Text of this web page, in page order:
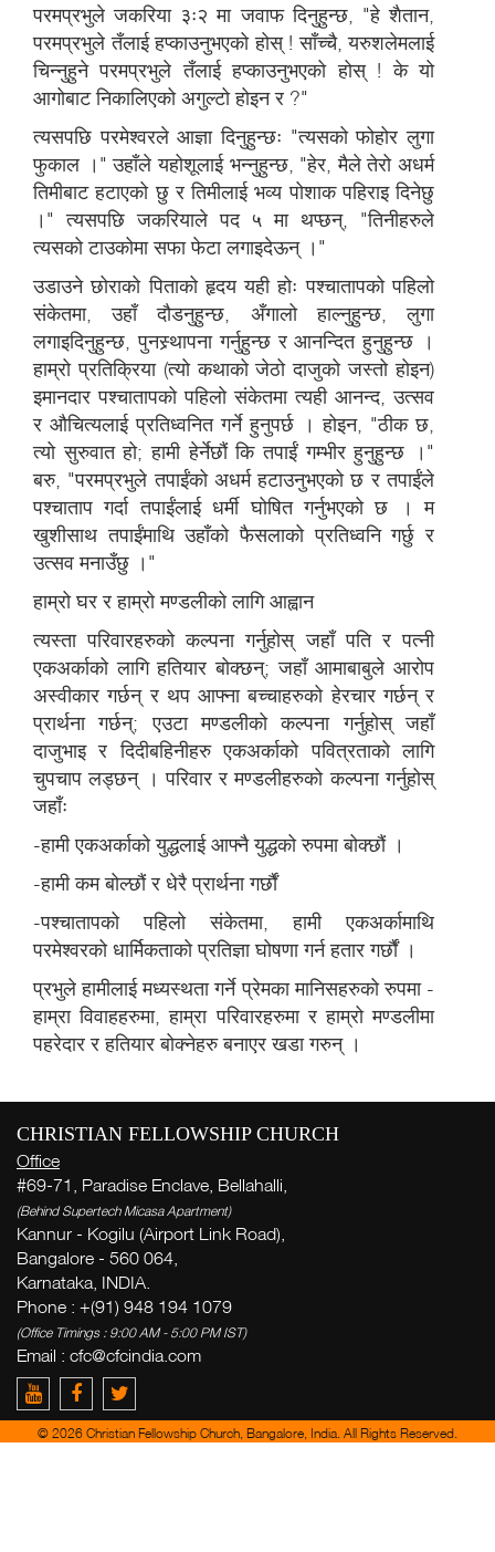
परमप्रभुले जकरिया ३ः२ मा जवाफ दिनुहुन्छ, "हे शैतान,
परमप्रभुले तँलाई हप्काउनुभएको होस् ! साँच्चै, यरुशलेमलाई
चिन्नुहुने परमप्रभुले तँलाई हप्काउनुभएको होस् ! के यो
आगोबाट निकालिएको अगुल्टो होइन र ?"
त्यसपछि परमेश्वरले आज्ञा दिनुहुन्छः "त्यसको फोहोर लुगा
फुकाल ।" उहाँले यहोशूलाई भन्नुहुन्छ, "हेर, मैले तेरो अधर्म
तिमीबाट हटाएको छु र तिमीलाई भव्य पोशाक पहिराइ दिनेछु
।" त्यसपछि जकरियाले पद ५ मा थप्छन्, "तिनीहरुले
त्यसको टाउकोमा सफा फेटा लगाइदेऊन् ।"
उडाउने छोराको पिताको हृदय यही होः पश्चातापको पहिलो
संकेतमा, उहाँ दौडनुहुन्छ, अँगालो हाल्नुहुन्छ, लुगा
लगाइदिनुहुन्छ, पुनस्र्थापना गर्नुहुन्छ र आनन्दित हुनुहुन्छ ।
हाम्रो प्रतिक्रिया (त्यो कथाको जेठो दाजुको जस्तो होइन)
इमानदार पश्चातापको पहिलो संकेतमा त्यही आनन्द, उत्सव
र औचित्यलाई प्रतिध्वनित गर्ने हुनुपर्छ । होइन, "ठीक छ,
त्यो सुरुवात हो; हामी हेर्नेछौं कि तपाईं गम्भीर हुनुहुन्छ ।"
बरु, "परमप्रभुले तपाईंको अधर्म हटाउनुभएको छ र तपाईंले
पश्चाताप गर्दा तपाईंलाई धर्मी घोषित गर्नुभएको छ । म
खुशीसाथ तपाईंमाथि उहाँको फैसलाको प्रतिध्वनि गर्छु र
उत्सव मनाउँछु ।"
हाम्रो घर र हाम्रो मण्डलीको लागि आह्वान
त्यस्ता परिवारहरुको कल्पना गर्नुहोस् जहाँ पति र पत्नी
एकअर्काको लागि हतियार बोक्छन्; जहाँ आमाबाबुले आरोप
अस्वीकार गर्छन् र थप आफ्ना बच्चाहरुको हेरचार गर्छन् र
प्रार्थना गर्छन्; एउटा मण्डलीको कल्पना गर्नुहोस् जहाँ
दाजुभाइ र दिदीबहिनीहरु एकअर्काको पवित्रताको लागि
चुपचाप लड्छन् । परिवार र मण्डलीहरुको कल्पना गर्नुहोस्
जहाँः
-हामी एकअर्काको युद्धलाई आफ्नै युद्धको रुपमा बोक्छौं ।
-हामी कम बोल्छौं र धेरै प्रार्थना गर्छौं
-पश्चातापको पहिलो संकेतमा, हामी एकअर्कामाथि
परमेश्वरको धार्मिकताको प्रतिज्ञा घोषणा गर्न हतार गर्छौं ।
प्रभुले हामीलाई मध्यस्थता गर्ने प्रेमका मानिसहरुको रुपमा -
हाम्रा विवाहहरुमा, हाम्रा परिवारहरुमा र हाम्रो मण्डलीमा
पहरेदार र हतियार बोक्नेहरु बनाएर खडा गरुन् ।
CHRISTIAN FELLOWSHIP CHURCH
Office
#69-71, Paradise Enclave, Bellahalli,
(Behind Supertech Micasa Apartment)
Kannur - Kogilu (Airport Link Road),
Bangalore - 560 064,
Karnataka, INDIA.
Phone : +(91) 948 194 1079
(Office Timings : 9:00 AM - 5:00 PM IST)
Email : cfc@cfcindia.com
© 2026 Christian Fellowship Church, Bangalore, India. All Rights Reserved.